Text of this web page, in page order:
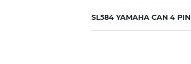
SL584 YAMAHA CAN 4 PIN